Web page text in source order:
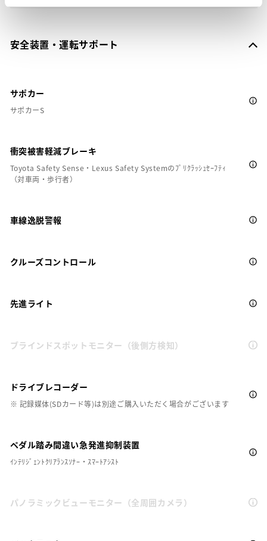
安全装置・運転サポート
サポカー
サポカーS
衝突被害軽減ブレーキ
Toyota Safety Sense・Lexus Safety Systemのﾌﾟﾘｸﾗｯｼｭｾｰﾌﾃｨ
（対車両・歩行者）
車線逸脱警報
クルーズコントロール
先進ライト
ブラインドスポットモニター（後側方検知）
ドライブレコーダー
※ 記録媒体(SDカード等)は別途ご購入いただく場合がございます
ペダル踏み間違い急発進抑制装置
ｲﾝﾃﾘｼﾞｪﾝﾄｸﾘｱﾗﾝｽｿﾅｰ・ｽﾏｰﾄｱｼｽﾄ
パノラミックビューモニター（全周囲カメラ）